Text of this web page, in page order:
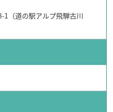
1（道の駅アルプ飛騨古川